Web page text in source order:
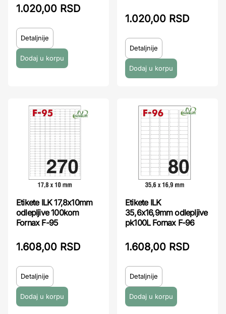
1.020,00 RSD
Detaljnije
1.020,00 RSD
Detaljnije
Etikete ILK 17,8x10mm
odlepljive 100kom
Fornax F-95
1.608,00 RSD
Detaljnije
Etikete ILK
35,6x16,9mm odlepljive
pk100L Fornax F-96
1.608,00 RSD
Detaljnije